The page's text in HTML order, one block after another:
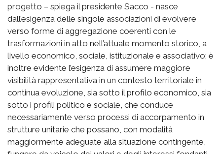
progetto – spiega il presidente Sacco - nasce
dall’esigenza delle singole associazioni di evolvere
verso forme di aggregazione coerenti con le
trasformazioni in atto nell’attuale momento storico, a
livello economico, sociale, istituzionale e associativo; è
inoltre evidente l’esigenza di assumere maggiore
visibilità rappresentativa in un contesto territoriale in
continua evoluzione, sia sotto il profilo economico, sia
sotto i profili politico e sociale, che conduce
necessariamente verso processi di accorpamento in
strutture unitarie che possano, con modalità
maggiormente adeguate alla situazione contingente,